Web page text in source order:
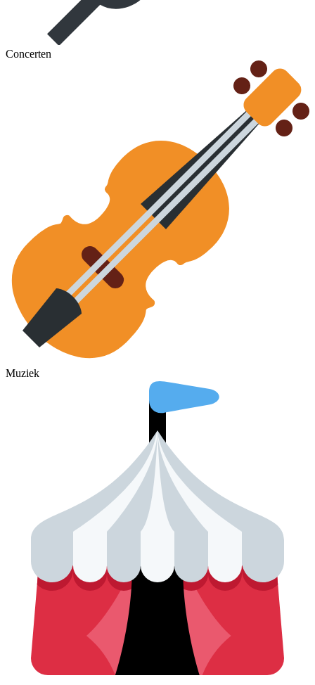
Concerten
Muziek